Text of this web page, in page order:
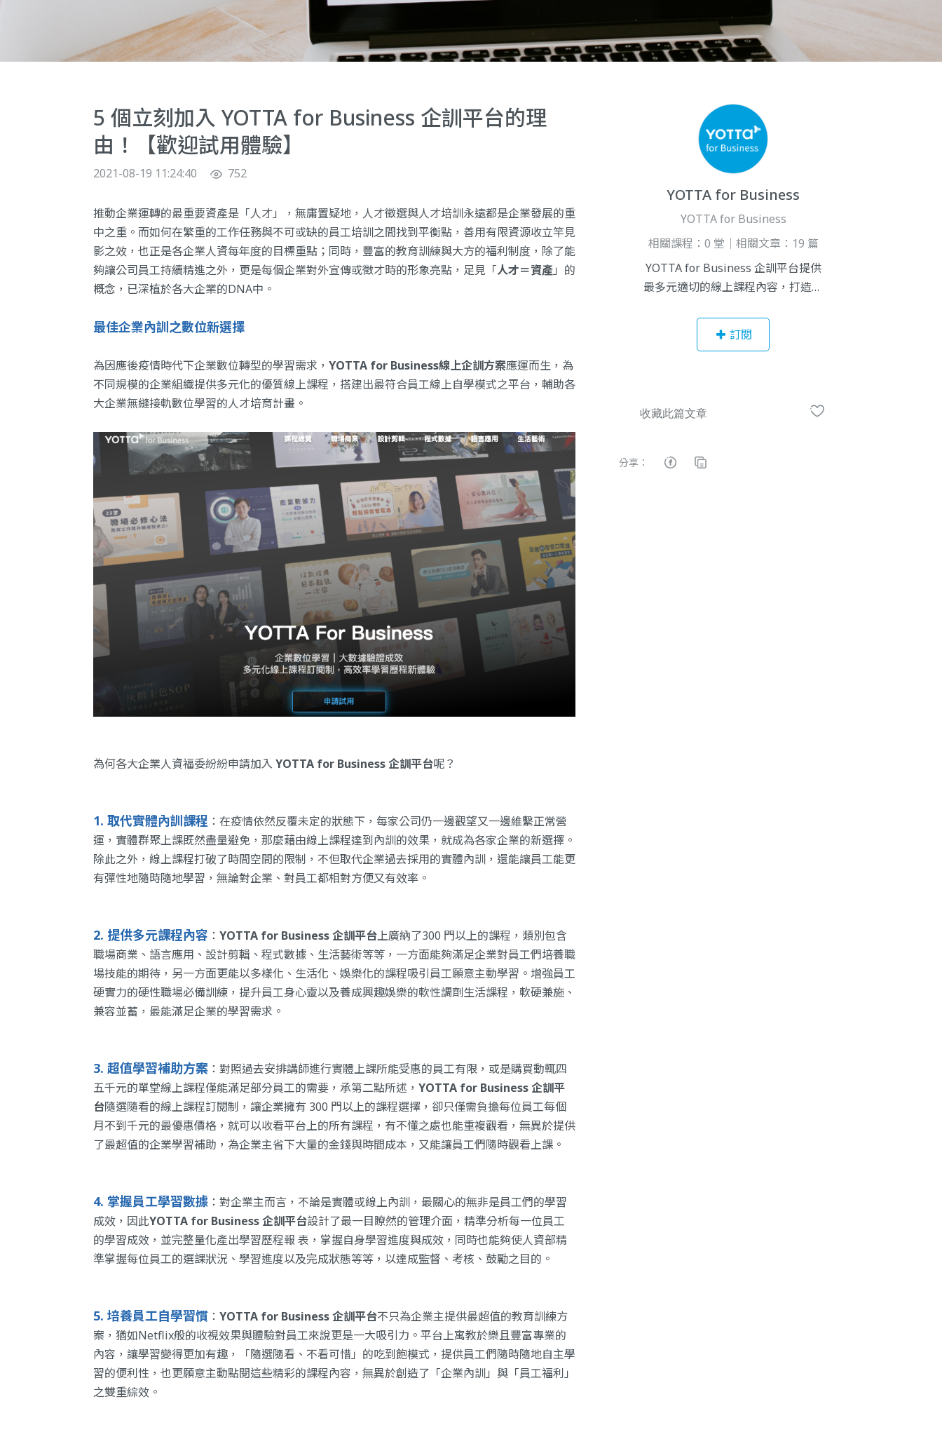
5 個立刻加入 YOTTA for Business 企訓平台的理
由！【歡迎試用體驗】
2021-08-19 11:24:40 752
推動企業運轉的最重要資產是「人才」，無庸置疑地，人才徵選與人才培訓永遠都是企業發展的重
中之重。而如何在繁重的工作任務與不可或缺的員工培訓之間找到平衡點，善用有限資源收立竿見
影之效，也正是各企業人資每年度的目標重點；同時，豐富的教育訓練與大方的福利制度，除了能
夠讓公司員工持續精進之外，更是每個企業對外宣傳或徵才時的形象亮點，足見「人才＝資產」的
概念，已深植於各大企業的DNA中。
最佳企業內訓之數位新選擇
為因應後疫情時代下企業數位轉型的學習需求， YOTTA for Business線上企訓方案應運而生，為
不同規模的企業組織提供多元化的優質線上課程，搭建出最符合員工線上自學模式之平台，輔助各
大企業無縫接軌數位學習的人才培育計畫。
為何各大企業人資福委紛紛申請加入 YOTTA for Business 企訓平台呢？
1. 取代實體內訓課程 ：在疫情依然反覆未定的狀態下，每家公司仍一邊觀望又一邊維繫正常營
運，實體群聚上課既然盡量避免，那麼藉由線上課程達到內訓的效果，就成為各家企業的新選擇。
除此之外，線上課程打破了時間空間的限制，不但取代企業過去採用的實體內訓，還能讓員工能更
有彈性地隨時隨地學習，無論對企業、對員工都相對方便又有效率。
2. 提供多元課程內容 ： YOTTA for Business 企訓平台上廣納了300 門以上的課程，類別包含
職場商業、語言應用、設計剪輯、程式數據、生活藝術等等，一方面能夠滿足企業對員工們培養職
場技能的期待，另一方面更能以多樣化、生活化、娛樂化的課程吸引員工願意主動學習。增強員工
硬實力的硬性職場必備訓練，提升員工身心靈以及養成興趣娛樂的軟性調劑生活課程，軟硬兼施、
兼容並蓄，最能滿足企業的學習需求。
3. 超值學習補助方案 ：對照過去安排講師進行實體上課所能受惠的員工有限，或是購買動輒四
五千元的單堂線上課程僅能滿足部分員工的需要，承第二點所述， YOTTA for Business 企訓平
台隨選隨看的線上課程訂閱制，讓企業擁有 300 門以上的課程選擇，卻只僅需負擔每位員工每個
月不到千元的最優惠價格，就可以收看平台上的所有課程，有不懂之處也能重複觀看，無異於提供
了最超值的企業學習補助，為企業主省下大量的金錢與時間成本，又能讓員工們隨時觀看上課。
4. 掌握員工學習數據 ：對企業主而言，不論是實體或線上內訓，最關心的無非是員工們的學習
成效，因此YOTTA for Business 企訓平台設計了最一目瞭然的管理介面，精準分析每一位員工
的學習成效，並完整量化產出學習歷程報 表，掌握自身學習進度與成效，同時也能夠使人資部精
準掌握每位員工的選課狀況、學習進度以及完成狀態等等，以達成監督、考核、鼓勵之目的。
5. 培養員工自學習慣 ： YOTTA for Business 企訓平台不只為企業主提供最超值的教育訓練方
案，猶如Netflix般的收視效果與體驗對員工來說更是一大吸引力。平台上寓教於樂且豐富專業的
內容，讓學習變得更加有趣，「隨選隨看、不看可惜」的吃到飽模式，提供員工們隨時隨地自主學
習的便利性，也更願意主動點閱這些精彩的課程內容，無異於創造了「企業內訓」與「員工福利」
之雙重綜效。
YOTTA for Business
YOTTA for Business
相關課程：0 堂｜相關文章：19 篇
YOTTA for Business 企訓平台提供
最多元適切的線上課程內容，打造出
放大量帳號、選課看到飽的訂閱制，
內有 400 堂以上的線上學習資源，廣
創、跨域的優秀人才。無論是作為內
or Business 企訓平台的訂閱制線上
訂閱
分享：